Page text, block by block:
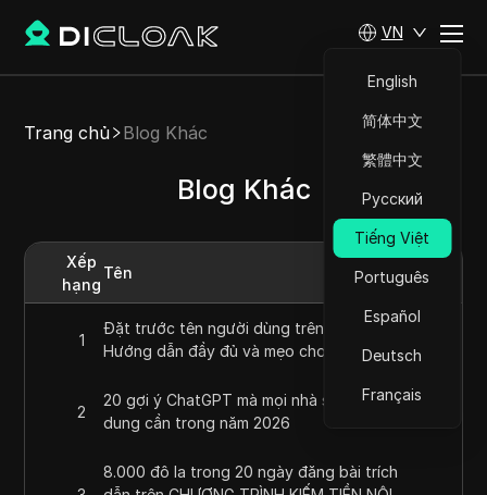
VN
English
简体中文
繁體中文
Русский
Tiếng Việt
Português
Español
Deutsch
Français
Trang chủ Blog Khác
Blog Khác
Xếp
hạng
Tên
1
Đặt trước tên người dùng trên WhatsApp:
Hướng dẫn đầy đủ và mẹo cho năm 2026
2
20 gợi ý ChatGPT mà mọi nhà sáng tạo nội
dung cần trong năm 2026
8.000 đô la trong 20 ngày đăng bài trích